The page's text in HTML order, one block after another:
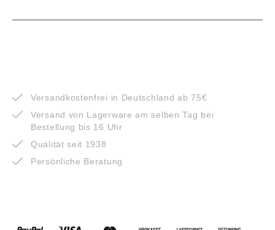
Versandkostenfrei in Deutschland ab 75€
Versand von Lagerware am selben Tag bei
Bestellung bis 16 Uhr
Qualität seit 1938
Persönliche Beratung